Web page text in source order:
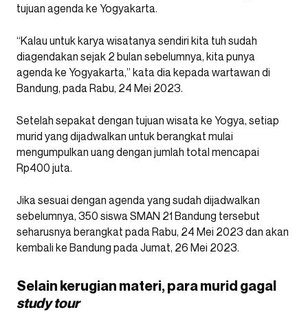
tujuan agenda ke Yogyakarta.
“Kalau untuk karya wisatanya sendiri kita tuh sudah
diagendakan sejak 2 bulan sebelumnya, kita punya
agenda ke Yogyakarta,” kata dia kepada wartawan di
Bandung, pada Rabu, 24 Mei 2023.
Setelah sepakat dengan tujuan wisata ke Yogya, setiap
murid yang dijadwalkan untuk berangkat mulai
mengumpulkan uang dengan jumlah total mencapai
Rp400 juta.
Jika sesuai dengan agenda yang sudah dijadwalkan
sebelumnya, 350 siswa SMAN 21 Bandung tersebut
seharusnya berangkat pada Rabu, 24 Mei 2023 dan akan
kembali ke Bandung pada Jumat, 26 Mei 2023.
Selain kerugian materi, para murid gagal
study tour